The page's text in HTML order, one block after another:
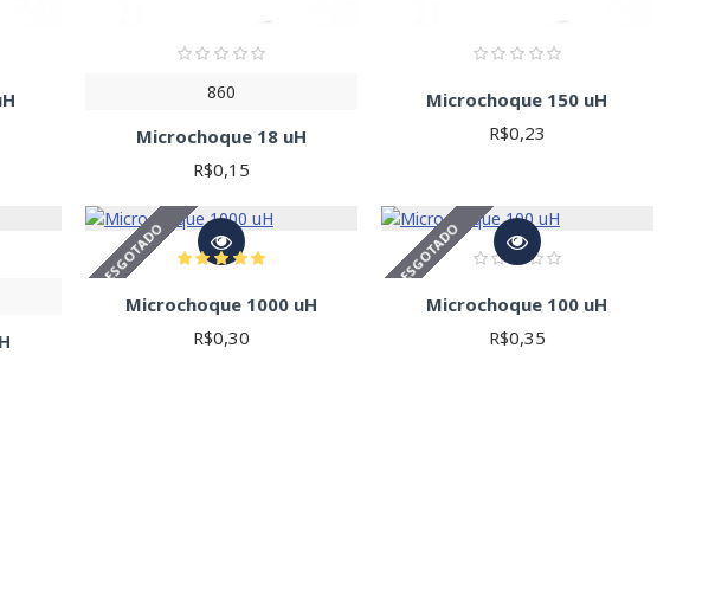
860
Microchoque 18 uH
R$0,15
Microchoque 150 uH
R$0,23
ESGOTADO
Microchoque 1000 uH
R$0,30
ESGOTADO
Microchoque 100 uH
R$0,35